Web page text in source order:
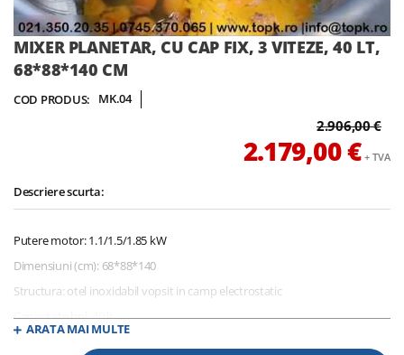
Skip
to
the
beginning
MIXER PLANETAR, CU CAP FIX, 3 VITEZE, 40 LT,
68*88*140 CM
COD PRODUS: MK.04
2.906,00 €
2.179,00 € + TVA
Descriere scurta:
Putere motor: 1.1/1.5/1.85 kW
Dimensiuni (cm): 68*88*140
Structura: otel inoxidabil vopsit in camp electrostatic
Capacitate bol: 40 lt
ARATA MAI MULTE